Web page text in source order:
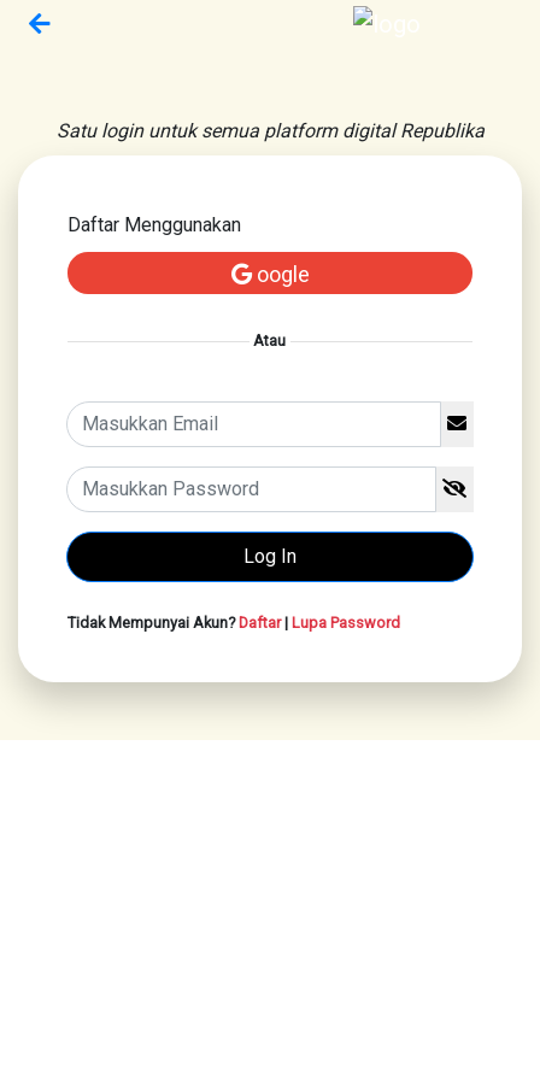
Satu login untuk semua platform digital Republika
Daftar Menggunakan
oogle
Atau
Tidak Mempunyai Akun?Daftar| Lupa Password